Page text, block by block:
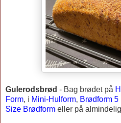
Gulerodsbrød - Bag brødet på
Form, i Mini-Hulform, Brødform 5
Size Brødform eller på